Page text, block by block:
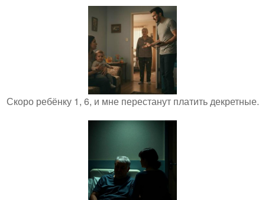
Скоро ребёнку 1, 6, и мне перестанут платить декретные.